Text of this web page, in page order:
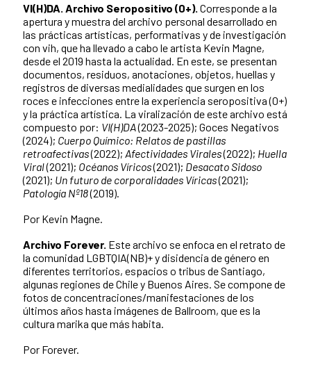
VI(H)DA. Archivo Seropositivo (0+). Corresponde a la
apertura y muestra del archivo personal desarrollado en
las prácticas artísticas, performativas y de investigación
con vih, que ha llevado a cabo le artista Kevin Magne,
desde el 2019 hasta la actualidad. En este, se presentan
documentos, residuos, anotaciones, objetos, huellas y
registros de diversas medialidades que surgen en los
roces e infecciones entre la experiencia seropositiva (0+)
y la práctica artística. La viralización de este archivo está
compuesto por: VI(H)DA(2023-2025); Goces Negativos
(2024); Cuerpo Químico: Relatos de pastillas
retroafectivas(2022); Afectividades Virales(2022); Huella
Viral(2021); Océanos Víricos(2021); Desacato Sidoso
(2021); Un futuro de corporalidades Víricas(2021);
Patología Nº18(2019).
Por Kevin Magne.
Archivo Forever. Este archivo se enfoca en el retrato de
la comunidad LGBTQIA(NB)+ y disidencia de género en
diferentes territorios, espacios o tribus de Santiago,
algunas regiones de Chile y Buenos Aires. Se compone de
fotos de concentraciones/manifestaciones de los
últimos años hasta imágenes de Ballroom, que es la
cultura marika que más habita.
Por Forever.